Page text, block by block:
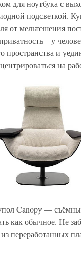
для ноутбука с
подсветкой.
от мельтешения
– у
и
на
Canopy —
как обычное. Не
переработанных